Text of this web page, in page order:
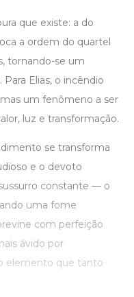
que existe: a do
a ordem do quartel
tornando-se um
Elias, o incêndio
um fenômeno a ser
luz e transformação.
se transforma
e o devoto
constante — o
uma fome
com perfeição
ávido por
elemento que tanto